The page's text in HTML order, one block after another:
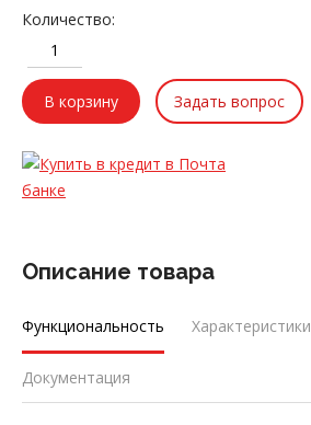
Количество:
Задать вопрос
Описание товара
Функциональность Характеристики
Документация